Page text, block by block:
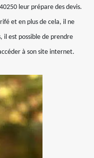
leur prépare des devis.
et en plus de cela, il ne
il est possible de prendre
à son site internet.